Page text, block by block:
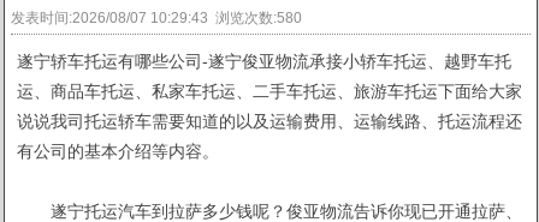
发表时间:2026/08/07 10:29:43 浏览次数:580
遂宁轿车托运有哪些公司-遂宁俊亚物流承接小轿车托运、越野车托
运、商品车托运、私家车托运、二手车托运、旅游车托运下面给大家
说说我司托运轿车需要知道的以及运输费用、运输线路、托运流程还
有公司的基本介绍等内容。
遂宁托运汽车到拉萨多少钱呢？俊亚物流告诉你现已开通拉萨、